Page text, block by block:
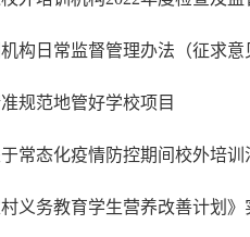
构日常监督管理办法（征求
规范地管好学校项目
常态化疫情防控期间校外培训
义务教育学生营养改善计划》